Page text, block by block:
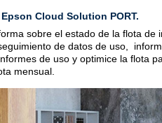
Cloud Solution PORT.
sobre el estado de la flota de
de datos de uso,
de uso y optimice la flota
mensual.